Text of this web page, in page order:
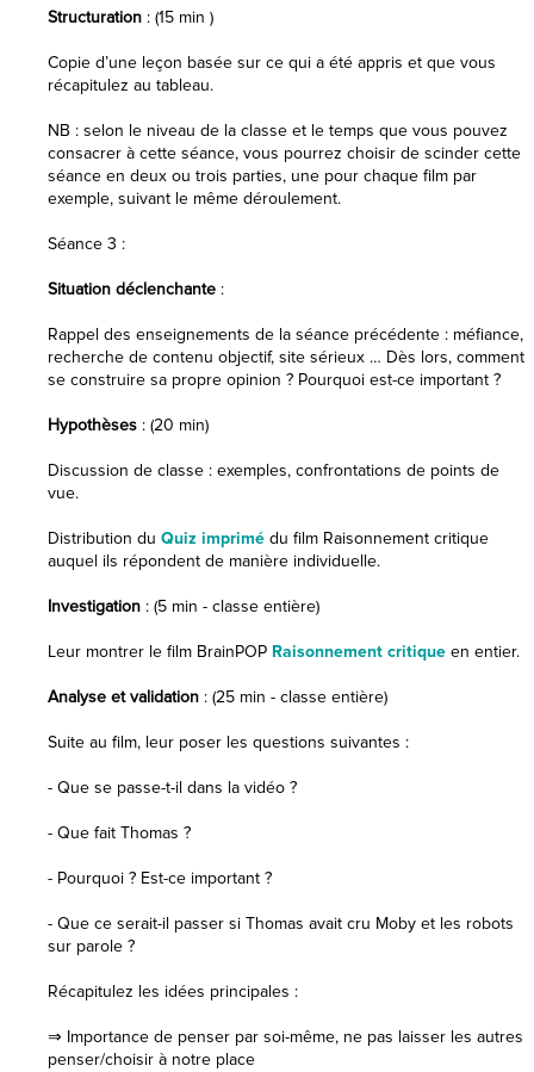
Structuration : (15 min )
Copie d’une leçon basée sur ce qui a été appris et que vous
récapitulez au tableau.
NB : selon le niveau de la classe et le temps que vous pouvez
consacrer à cette séance, vous pourrez choisir de scinder cette
séance en deux ou trois parties, une pour chaque film par
exemple, suivant le même déroulement.
Séance 3 :
Situation déclenchante :
Rappel des enseignements de la séance précédente : méfiance,
recherche de contenu objectif, site sérieux … Dès lors, comment
se construire sa propre opinion ? Pourquoi est-ce important ?
Hypothèses : (20 min)
Discussion de classe : exemples, confrontations de points de
vue.
Distribution du Quiz imprimé du film Raisonnement critique
auquel ils répondent de manière individuelle.
Investigation : (5 min - classe entière)
Leur montrer le film BrainPOP Raisonnement critique en entier.
Analyse et validation : (25 min - classe entière)
Suite au film, leur poser les questions suivantes :
- Que se passe-t-il dans la vidéo ?
- Que fait Thomas ?
- Pourquoi ? Est-ce important ?
- Que ce serait-il passer si Thomas avait cru Moby et les robots
sur parole ?
Récapitulez les idées principales :
⇒ Importance de penser par soi-même, ne pas laisser les autres
penser/choisir à notre place